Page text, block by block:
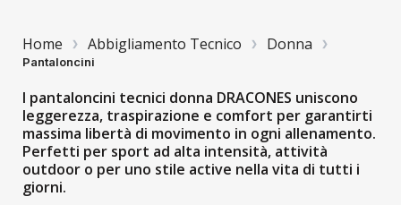
Home Abbigliamento Tecnico Donna
Pantaloncini
I pantaloncini tecnici donna DRACONES uniscono
leggerezza, traspirazione e comfort per garantirti
massima libertà di movimento in ogni allenamento.
Perfetti per sport ad alta intensità, attività
outdoor o per uno stile active nella vita di tutti i
giorni.